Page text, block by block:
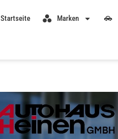
Startseite Marken